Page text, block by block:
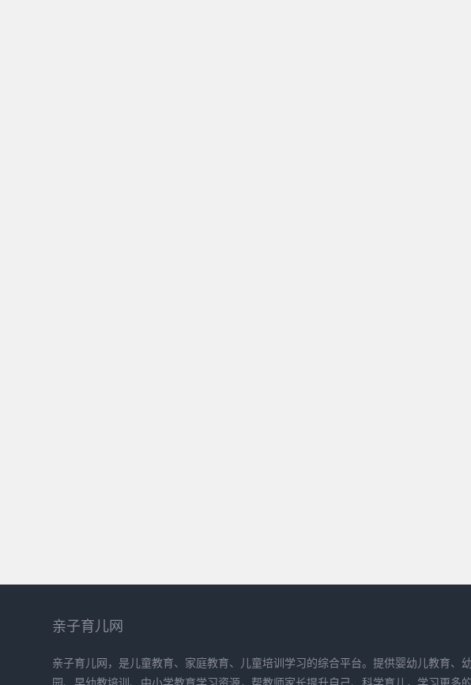
亲子育儿网
亲子育儿网，是儿童教育、家庭教育、儿童培训学习的综合平台。提供婴幼儿教育、